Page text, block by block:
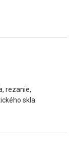
rezanie,
skla.